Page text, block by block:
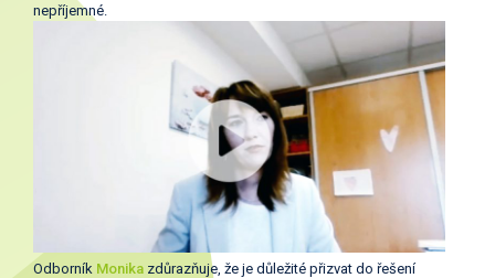
nepříjemné.
Odborník Monika zdůrazňuje, že je důležité přizvat do řešení